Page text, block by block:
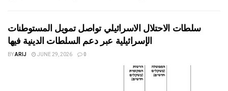
سلطات الاحتلال الاسرائيلي تواصل تمويل المستوطنات
الإسرائيلية عبر دعم السلطات الدينية فيها
BYARIJ JUNE 29, 2026 0